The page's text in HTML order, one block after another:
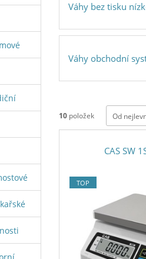
Váhy bez tisku
Váhy obchodní
10 položek Od
CAS SW
TOP